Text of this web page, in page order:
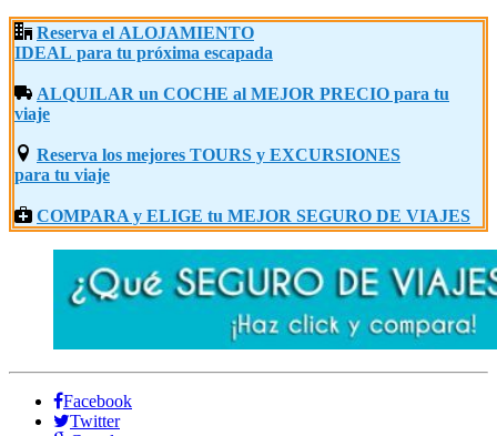
Reserva el ALOJAMIENTO
IDEAL para tu próxima escapada
ALQUILAR un COCHE al MEJOR PRECIO para tu
viaje
Reserva los mejores TOURS y EXCURSIONES
para tu viaje
COMPARA y ELIGE tu MEJOR SEGURO DE VIAJES
Facebook
Twitter